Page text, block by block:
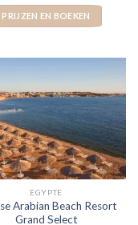
PRIJZEN EN BOEKEN
EGYPTE
Arabian Beach Resort
Grand Select